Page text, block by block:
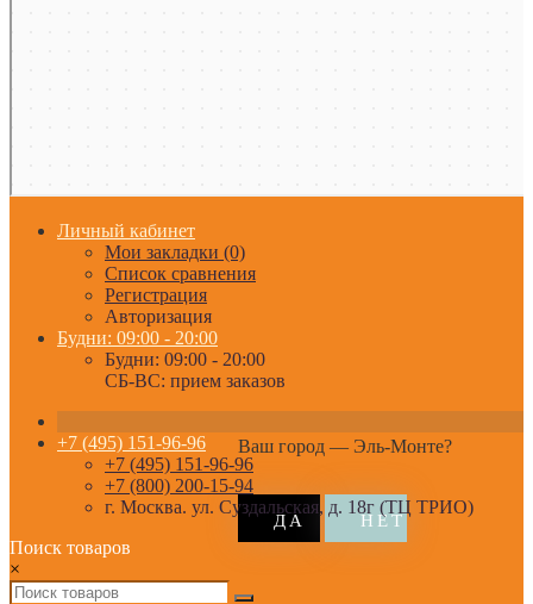
Личный кабинет
Мои закладки (0)
Список сравнения
Регистрация
Авторизация
Будни: 09:00 - 20:00
Будни: 09:00 - 20:00
СБ-ВС: прием заказов
Ваш город — Эль-Монте?
+7 (495) 151-96-96
+7 (495) 151-96-96
+7 (800) 200-15-94
г. Москва. ул. Суздальская, д. 18г (ТЦ ТРИО)
Поиск товаров
×